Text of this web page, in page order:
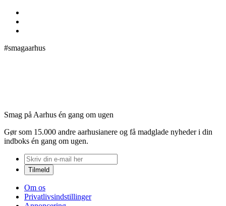
#smagaarhus
Smag på Aarhus én gang om ugen
Gør som 15.000 andre aarhusianere og få madglade nyheder i din
indboks én gang om ugen.
Om os
Privatlivsindstillinger